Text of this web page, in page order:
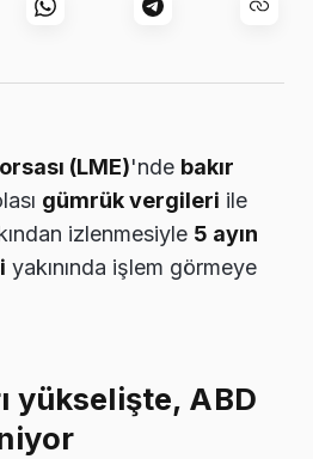
(LME)'nde bakır
gümrük vergileri ile
izlenmesiyle 5 ayın
yakınında işlem görmeye
yükselişte, ABD